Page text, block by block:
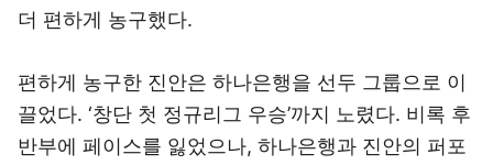
더 편하게 농구했다.
편하게 농구한 진안은 하나은행을 선두 그룹으로 이
끌었다. ‘창단 첫 정규리그 우승’까지 노렸다. 비록 후
반부에 페이스를 잃었으나, 하나은행과 진안의 퍼포